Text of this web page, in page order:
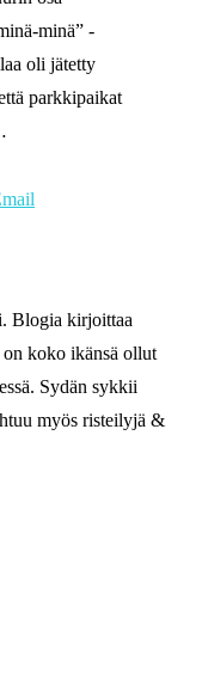
minä” -
oli jätetty
parkkipaikat
Blogia kirjoittaa
on koko ikänsä ollut
Sydän sykkii
myös risteilyjä &